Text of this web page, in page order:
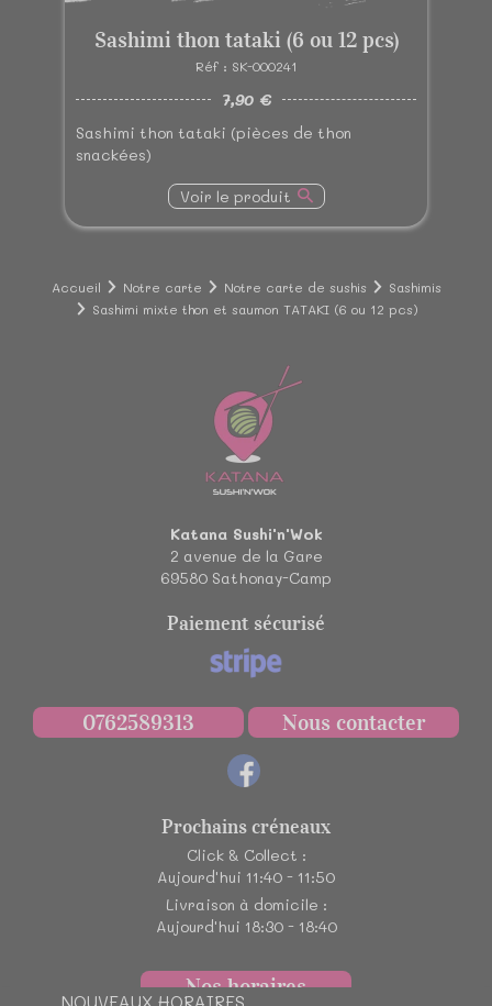
Sashimi thon tataki (6 ou 12 pcs)
Réf : SK-000241
7,90 €
Sashimi thon tataki (pièces de thon
snackées)
Voir le produit
Accueil Notre carte Notre carte de sushis
Sashimis
Sashimi mixte thon et saumon TATAKI (6 ou 12 pcs)
Katana Sushi'n'Wok
2 avenue de la Gare
69580 Sathonay-Camp
Paiement sécurisé
0762589313 Nous contacter
Prochains créneaux
Click & Collect :
Aujourd'hui 11:40 - 11:50
Livraison à domicile :
Aujourd'hui 18:30 - 18:40
Nos horaires
NOUVEAUX HORAIRES